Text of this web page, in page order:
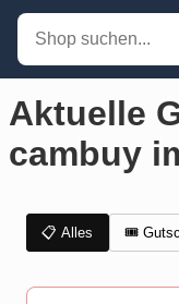
Aktuelle
cambuy
📋 Alles 🎟️